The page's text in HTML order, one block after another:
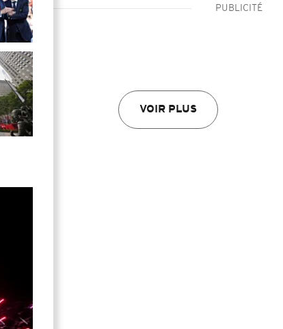
PUBLICITÉ
VOIR PLUS